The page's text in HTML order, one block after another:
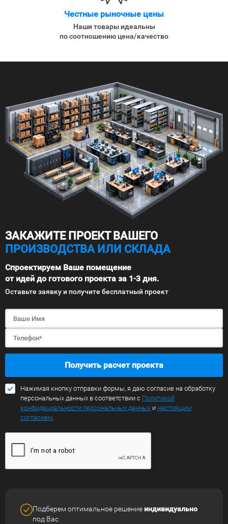
Честные рыночные цены
Наши товары идеальны
по соотношению цена/качество
ЗАКАЖИТЕ ПРОЕКТ ВАШЕГО
ПРОИЗВОДСТВА ИЛИ СКЛАДА
Спроектируем Ваше помещение
от идей до готового проекта за 1-3 дня.
Оставьте заявку и получите бесплатный проект
Получить расчет проекта
Нажимая кнопку отправки формы, я даю согласие на обработку
персональных данных в соответствии с Политикой
конфидециальности персональных данных и настоящим
согласием
Подберем оптимальное решение индивидуально
под Вас